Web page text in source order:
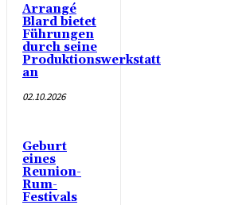
Arrangé
Blard bietet
Führungen
durch seine
Produktionswerkstatt
an
02.10.2026
Geburt
eines
Reunion-
Rum-
Festivals